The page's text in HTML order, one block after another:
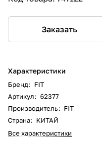
Заказать
Характеристики
Бренд: FIT
Артикул: 62377
Производитель: FIT
Страна: КИТАЙ
Все характеристики